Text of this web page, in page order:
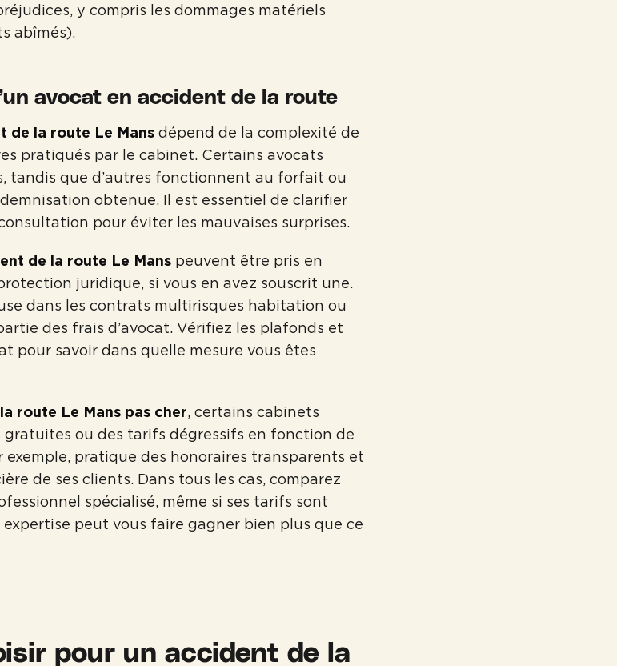
y compris les dommages matériels
abîmés).
avocat en accident de la route
de la route Le Mans dépend de la complexité de
pratiqués par le cabinet. Certains avocats
tandis que d’autres fonctionnent au forfait ou
obtenue. Il est essentiel de clarifier
pour éviter les mauvaises surprises.
de la route Le Mans peuvent être pris en
juridique, si vous en avez souscrit une.
dans les contrats multirisques habitation ou
des frais d’avocat. Vérifiez les plafonds et
pour savoir dans quelle mesure vous êtes
route Le Mans pas cher, certains cabinets
ou des tarifs dégressifs en fonction de
exemple, pratique des honoraires transparents et
de ses clients. Dans tous les cas, comparez
spécialisé, même si ses tarifs sont
expertise peut vous faire gagner bien plus que ce
pour un accident de la